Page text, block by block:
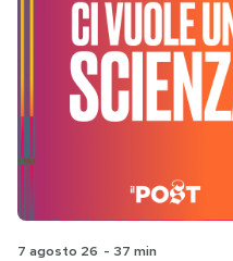
7 agosto 26 - 37 min